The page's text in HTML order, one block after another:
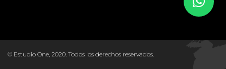
© Estudio One, 2020. Todos los derechos reservados.